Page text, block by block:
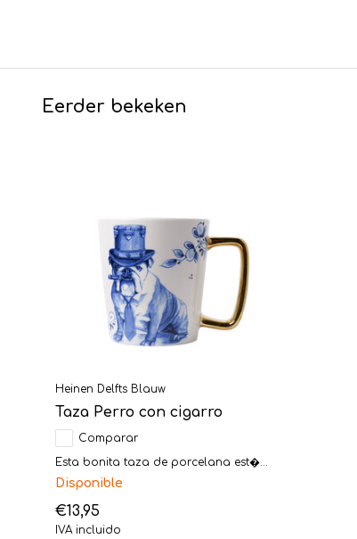
Eerder bekeken
Heinen Delfts Blauw
Taza Perro con cigarro
Comparar
Esta bonita taza de porcelana est�...
Disponible
€13,95
IVA incluido